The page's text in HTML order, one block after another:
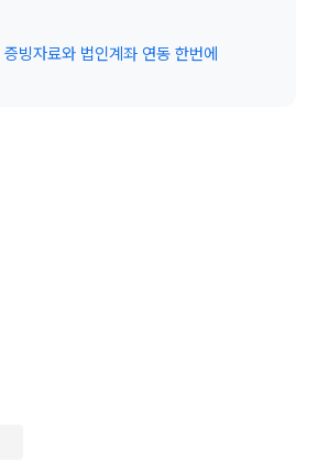
증빙자료와 법인계좌 연동 한번에